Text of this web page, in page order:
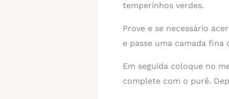
temperinhos verdes.
Prove e se necessário
e passe uma camada fina
Em seguida coloque no
complete com o purê.